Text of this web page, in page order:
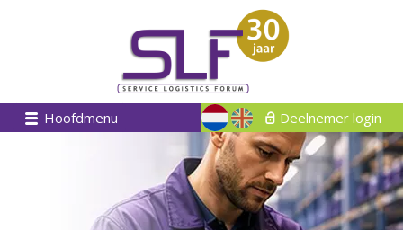
Hoofdmenu Deelnemer login